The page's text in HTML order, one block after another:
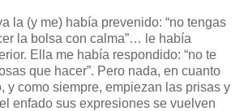
la (y me) había prevenido: “no tengas
la bolsa con calma”… le había
Ella me había respondido: “no te
que hacer”. Pero nada, en cuanto
y como siempre, empiezan las prisas y
enfado sus expresiones se vuelven